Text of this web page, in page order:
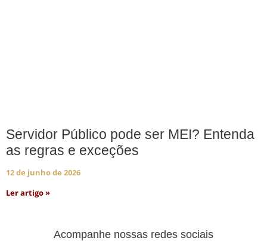
Servidor Público pode ser MEI? Entenda
as regras e exceções
12 de junho de 2026
Ler artigo »
Acompanhe nossas redes sociais